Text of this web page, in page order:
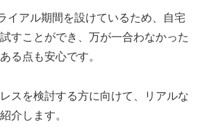
イアル期間を設けているため、自宅
すことができ、万が一合わなかった
る点も安心です。
スを検討する方に向けて、リアルな
介します。